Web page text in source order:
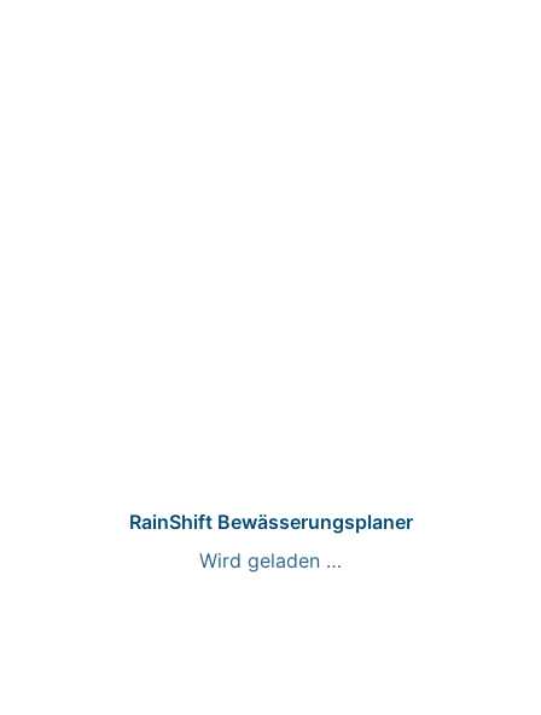
RainShift Bewässerungsplaner
Wird geladen …